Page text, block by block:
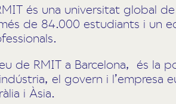
és una universitat global
de 84.000 estudiants i un
de RMIT a Barcelona, ​ és la
el govern i l’empresa
i Àsia.